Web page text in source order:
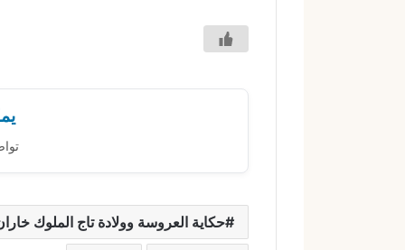
حكاية العروسة وولادة تاج الملوك خاران: